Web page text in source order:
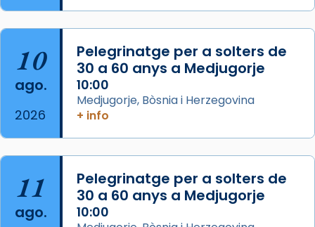
del Sant Pare Lleó XIV a Barcelona, i als
col·laboradors, a la Catedral de Barcelona.
L’arquebisbe de Barcelona, el cardenal Joan
Josep Omella, ha presidit la missa i l’ha
concelebrat el bisbe auxiliar de Barcelona,
Mons. David Abadías.
📸 Dr. G. Simón
Foto
View on Facebook · Share
Arquebisbat de Barcelona
10
ago.
2026
Pelegrinatge per a solters de
30 a 60 anys a Medjugorje
10:00
Medjugorje, Bòsnia i Herzegovina
+ info
11
ago.
Pelegrinatge per a solters de
30 a 60 anys a Medjugorje
10:00